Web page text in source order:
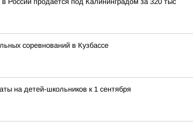
соревнований в Кузбассе
на детей-школьников к 1 сентября